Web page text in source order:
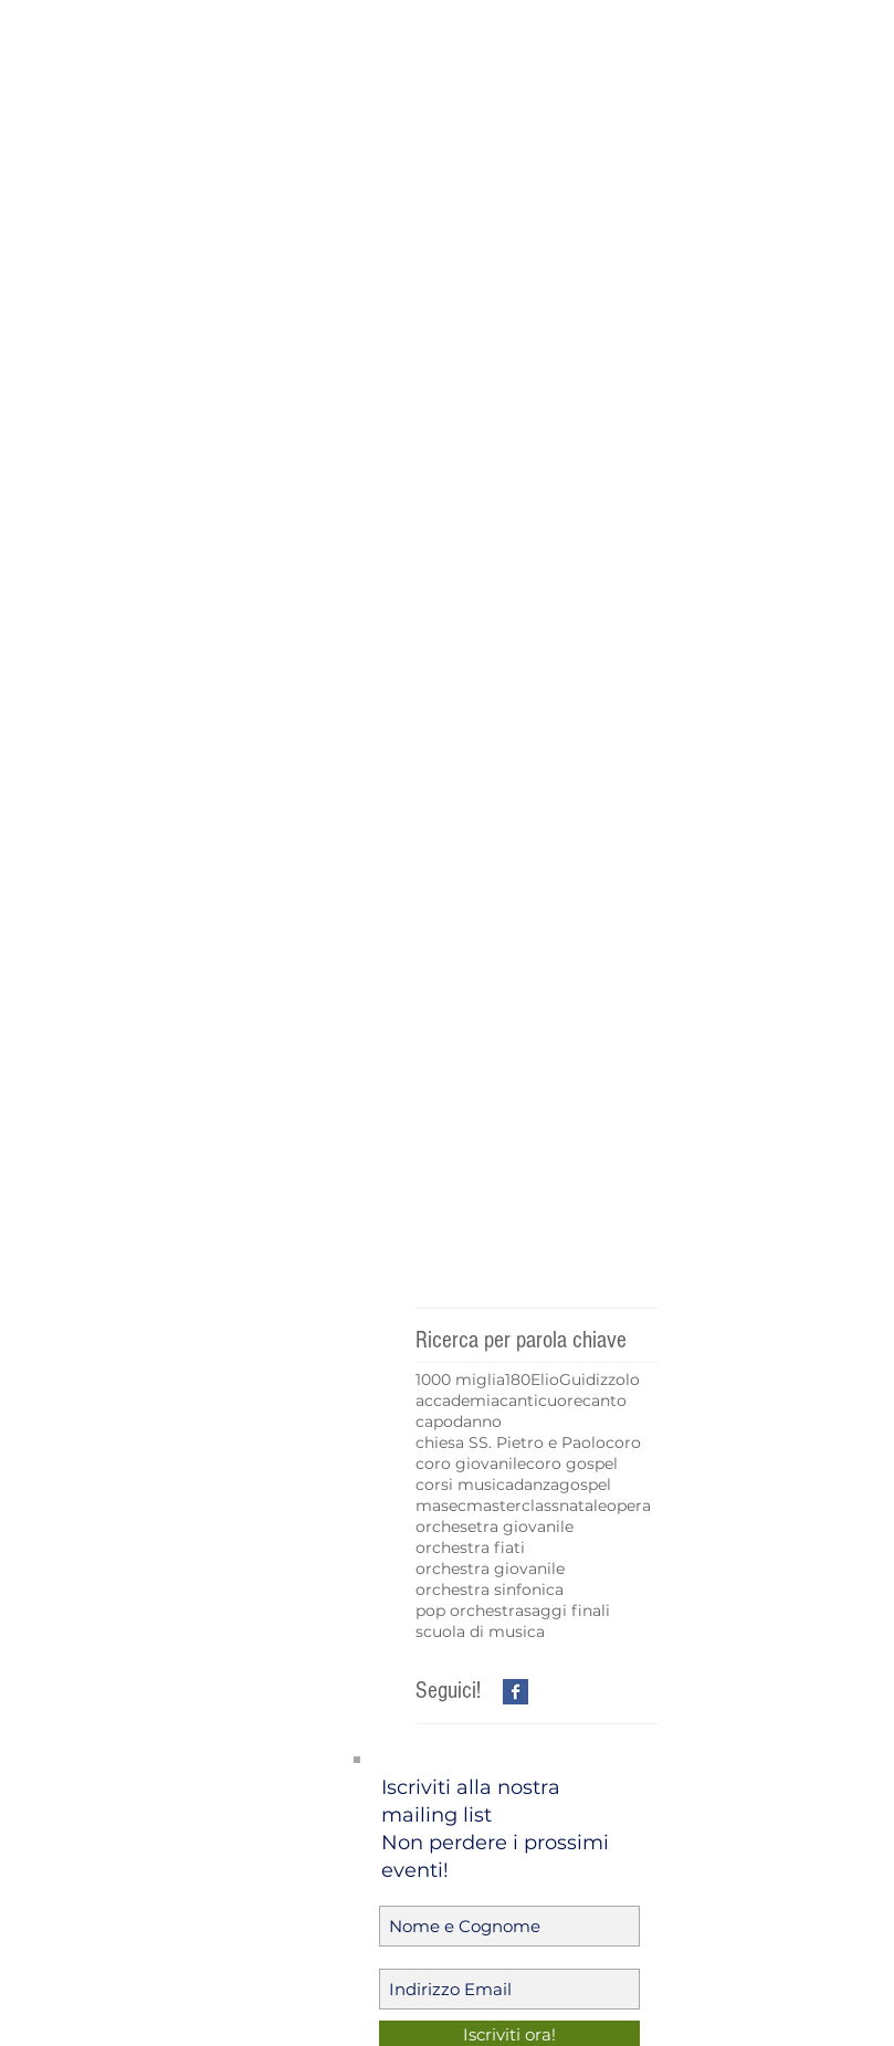
Ricerca per parola chiave
1000 miglia180ElioGuidizzolo
accademiacanticuorecanto
capodanno
chiesa SS. Pietro e Paolocoro
coro giovanilecoro gospel
corsi musicadanzagospel
masecmasterclassnataleopera
orchesetra giovanile
orchestra fiati
orchestra giovanile
orchestra sinfonica
pop orchestrasaggi finali
scuola di musica
Seguici!
Iscriviti alla nostra
mailing list
Non perdere i prossimi
eventi!
Iscriviti ora!